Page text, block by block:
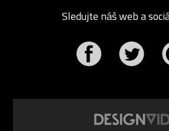
Sledujte náš web a